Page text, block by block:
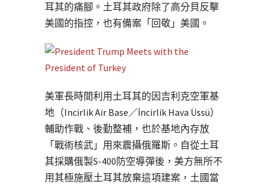
耳其的痛腳。土耳其政府除了高分貝反擊
美國的指控，也有備案「回敬」美國。
美軍長時間利用土耳其的因吉利克空軍基
地（Incirlik Air Base／İncirlik Hava Üssü）
輔助作戰、後勤整補，也於基地內存放
「戰術核武」用來震攝俄羅斯。自從土耳
其採購俄製S-400防空導彈後，美方無所不
用其極施壓土耳其放棄這項建案，土國當